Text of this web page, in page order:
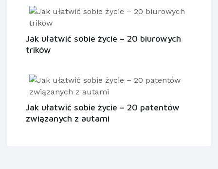
Jak ułatwić sobie życie – 20 biurowych
trików
Jak ułatwić sobie życie – 20 patentów
związanych z autami